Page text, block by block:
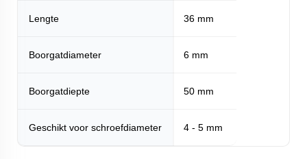
Lengte 36 mm
Boorgatdiameter 6 mm
Boorgatdiepte 50 mm
Geschikt voor schroefdiameter 4 - 5 mm